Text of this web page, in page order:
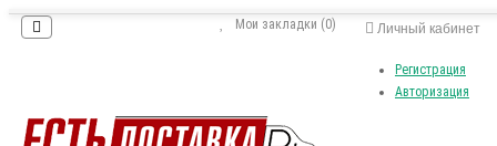
Личный кабинет
Регистрация
Авторизация
Мои закладки (0)